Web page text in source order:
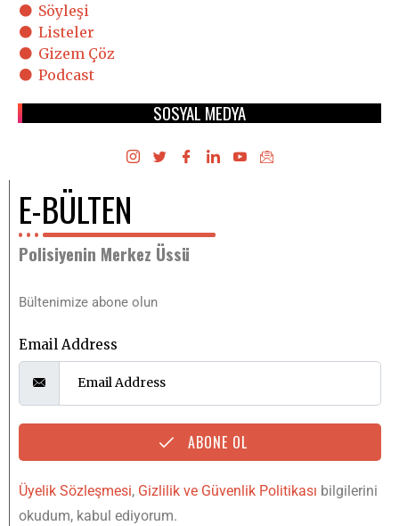
Söyleşi
Listeler
Gizem Çöz
Podcast
SOSYAL MEDYA
E-BÜLTEN
Polisiyenin Merkez Üssü
Bültenimize abone olun
Email Address
ABONE OL
Üyelik Sözleşmesi, Gizlilik ve Güvenlik Politikası bilgilerini
okudum, kabul ediyorum.